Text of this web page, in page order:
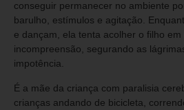
conseguir permanecer no ambiente
barulho, estímulos e agitação.
e dançam, ela tenta acolher o filho
incompreensão, segurando as
impotência.
É a mãe da criança com paralisia
crianças andando de bicicleta,